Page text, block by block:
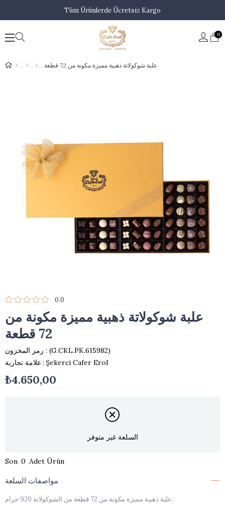
Tüm Ürünlerde Ücretsiz Kargo
0
علبة شوكولاتة ذهبية مميزة مكونة من 72 قطعة
0.0
علبة شوكولاتة ذهبية مميزة مكونة من
72 قطعة
رمز المخزون
(G.CKL.PK.615982)
علامة تجارية : Şekerci Cafer Erol
₺4.650,00
السلعة غير متوفر
0
مواصفات السلعة
علبة ذهبية مميزة مكونة من 72 قطعة من الشوكولاتة 920 جرام.